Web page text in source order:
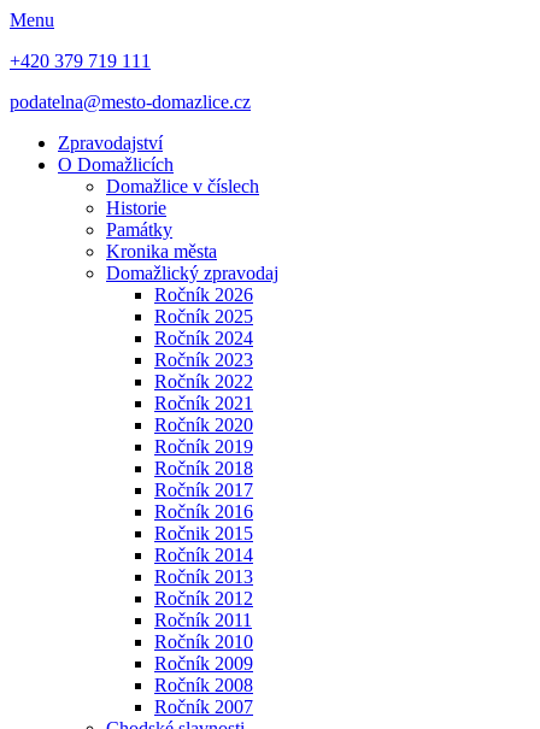
Menu
+420 379 719 111
podatelna@mesto-domazlice.cz
Zpravodajství
O Domažlicích
Domažlice v číslech
Historie
Památky
Kronika města
Domažlický zpravodaj
Ročník 2026
Ročník 2025
Ročník 2024
Ročník 2023
Ročník 2022
Ročník 2021
Ročník 2020
Ročník 2019
Ročník 2018
Ročník 2017
Ročník 2016
Ročnik 2015
Ročník 2014
Ročník 2013
Ročník 2012
Ročník 2011
Ročník 2010
Ročník 2009
Ročník 2008
Ročník 2007